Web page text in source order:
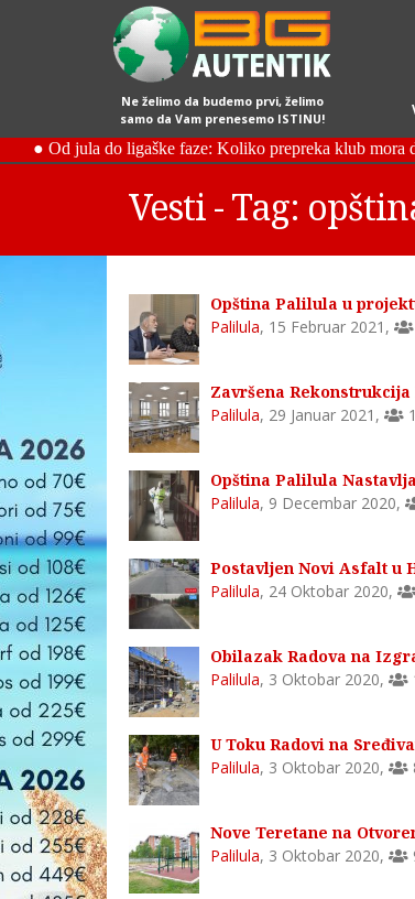
Ne želimo da budemo prvi, želimo
samo da Vam prenesemo ISTINU!
Vesti - Tag:
Opština Palilula u
Palilula, 15 Februar 2021 ,
Završena
Palilula, 29 Januar 2021 ,
Opština Palilula
Palilula, 9 Decembar 2020,
Postavljen Novi Asfalt u
Palilula, 24 Oktobar 2020,
Obilazak Radova na
Palilula, 3 Oktobar 2020,
U Toku Radovi na
Palilula, 3 Oktobar 2020,
Nove Teretane na
Palilula, 3 Oktobar 2020,